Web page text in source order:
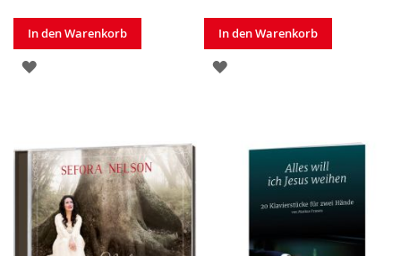
In den Warenkorb
ZUR
In den Warenkorb
ZUR